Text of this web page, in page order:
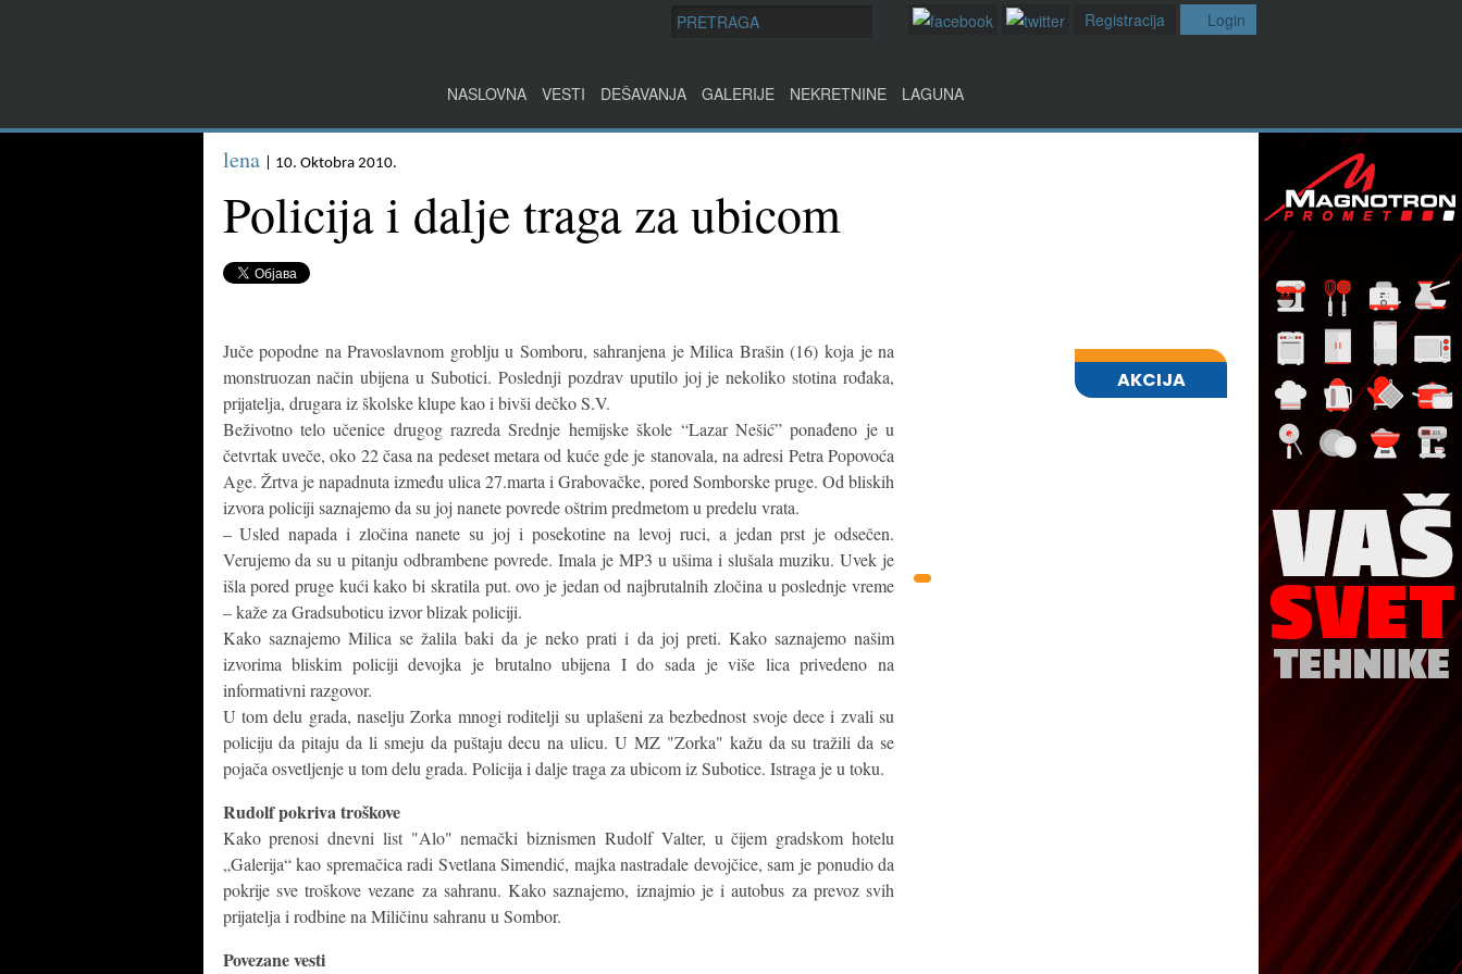
Login
Registracija
NASLOVNA VESTI DEŠAVANJA GALERIJE NEKRETNINE LAGUNA
lena | 10. Oktobra 2010.
Policija i dalje traga za ubicom
Juče popodne na Pravoslavnom groblju u Somboru, sahranjena je Milica Brašin (16) koja je na
monstruozan način ubijena u Subotici. Poslednji pozdrav uputilo joj je nekoliko stotina rođaka,
prijatelja, drugara iz školske klupe kao i bivši dečko S.V.
Beživotno telo učenice drugog razreda Srednje hemijske škole “Lazar Nešić” ponađeno je u
četvrtak uveče, oko 22 časa na pedeset metara od kuće gde je stanovala, na adresi Petra Popovoća
Age. Žrtva je napadnuta između ulica 27.marta i Grabovačke, pored Somborske pruge. Od bliskih
izvora policiji saznajemo da su joj nanete povrede oštrim predmetom u predelu vrata.
– Usled napada i zločina nanete su joj i posekotine na levoj ruci, a jedan prst je odsečen.
Verujemo da su u pitanju odbrambene povrede. Imala je MP3 u ušima i slušala muziku. Uvek je
išla pored pruge kući kako bi skratila put. ovo je jedan od najbrutalnih zločina u poslednje vreme
– kaže za Gradsuboticu izvor blizak policiji.
Kako saznajemo Milica se žalila baki da je neko prati i da joj preti. Kako saznajemo našim
izvorima bliskim policiji devojka je brutalno ubijena I do sada je više lica privedeno na
informativni razgovor.
U tom delu grada, naselju Zorka mnogi roditelji su uplašeni za bezbednost svoje dece i zvali su
policiju da pitaju da li smeju da puštaju decu na ulicu. U MZ "Zorka" kažu da su tražili da se
pojača osvetljenje u tom delu grada. Policija i dalje traga za ubicom iz Subotice. Istraga je u toku.
Rudolf pokriva troškove
Kako prenosi dnevni list "Alo" nemački biznismen Rudolf Valter, u čijem gradskom hotelu
„Galerija“ kao spremačica radi Svetlana Simendić, majka nastradale devojčice, sam je ponudio da
pokrije sve troškove vezane za sahranu. Kako saznajemo, iznajmio je i autobus za prevoz svih
prijatelja i rodbine na Miličinu sahranu u Sombor.
Povezane vesti